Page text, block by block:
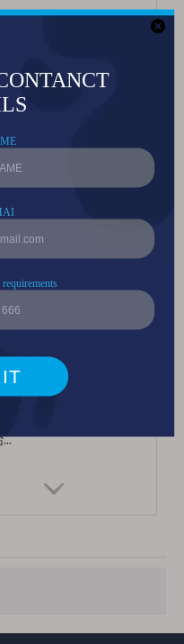
50W高功率红外激光VCSEL COB激光脱毛装置集成光源
定制的17W高功率RGB舞台灯光，水族馆灯三个高亮度全彩色集成源
定制的120W高功率棒珠舞台灯，水族馆灯蓝色，红色，绿色，紫色四人在一个高亮度全彩色集成光源
3535强光长光束led灯珠手电筒车灯高亮白光3535白光激光led灯珠
厂家批发5050颗四合1医疗美容灯珠美容仪大排灯珠红黄蓝光治疗仪光源
厂家批发5050医美光珠 美容治疗光珠 医美光疗5050三合一灯珠